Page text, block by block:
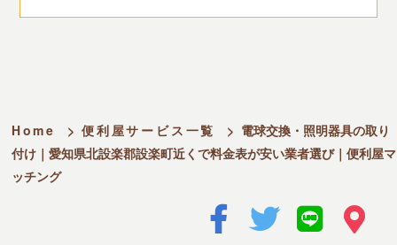
Home > 便利屋サービス一覧 > 電球交換・照明器具の取り
付け｜愛知県北設楽郡設楽町近くで料金表が安い業者選び｜便利屋マ
ッチング